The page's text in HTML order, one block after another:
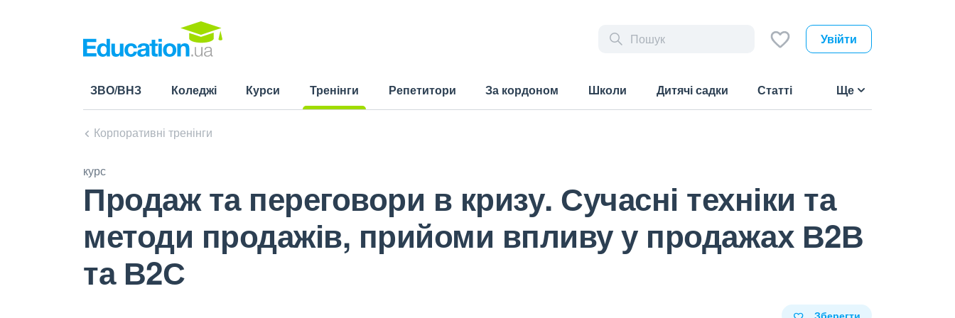
Увійти
ЗВО/ВНЗ Коледжі Курси
Тренінги
Репетитори За кордоном Школи Дитячі садки Статті Ще
Корпоративні тренінги
курс
Продаж та переговори в кризу. Сучасні техніки та
методи продажів, прийоми впливу у продажах В2В
та В2С
Зберегти